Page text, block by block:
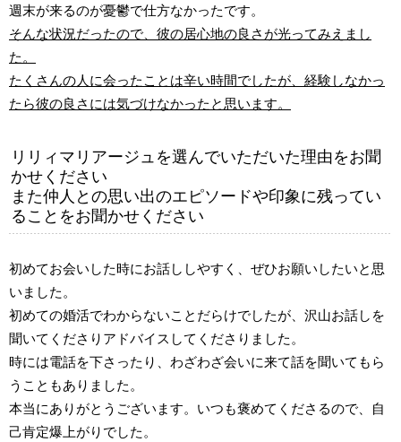
週末が来るのが憂鬱で仕方なかったです。
そんな状況だったので、彼の居心地の良さが光ってみえまし
た。
たくさんの人に会ったことは辛い時間でしたが、経験しなかっ
たら彼の良さには気づけなかったと思います。
リリィマリアージュを選んでいただいた理由をお聞
かせください
また仲人との思い出のエピソードや印象に残ってい
ることをお聞かせください
初めてお会いした時にお話ししやすく、ぜひお願いしたいと思
いました。
初めての婚活でわからないことだらけでしたが、沢山お話しを
聞いてくださりアドバイスしてくださりました。
時には電話を下さったり、わざわざ会いに来て話を聞いてもら
うこともありました。
本当にありがとうございます。いつも褒めてくださるので、自
己肯定爆上がりでした。